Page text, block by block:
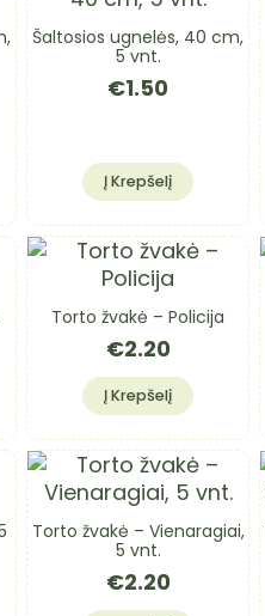
Šaltosios ugnelės, 40 cm,
5 vnt.
€1.50
Į Krepšelį
Torto žvakė – Policija
€2.20
Į Krepšelį
Torto žvakė – Vienaragiai,
5 vnt.
€2.20